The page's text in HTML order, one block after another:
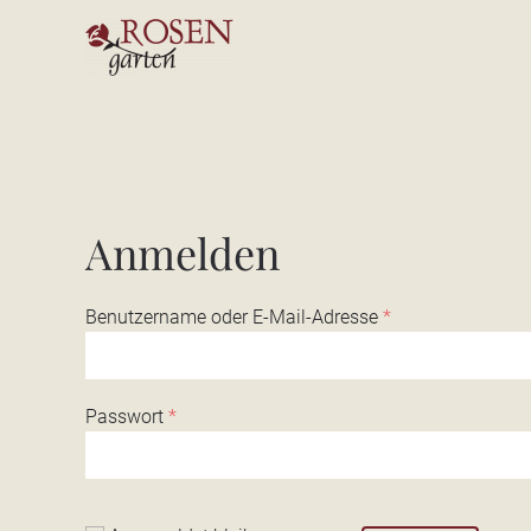
Anmelden
Benutzername oder E-Mail-Adresse *
Passwort *